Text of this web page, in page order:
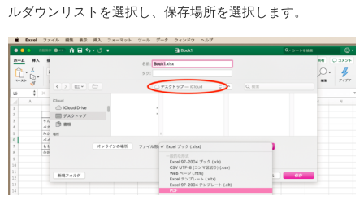
ルダウンリストを選択し、保存場所を選択します。